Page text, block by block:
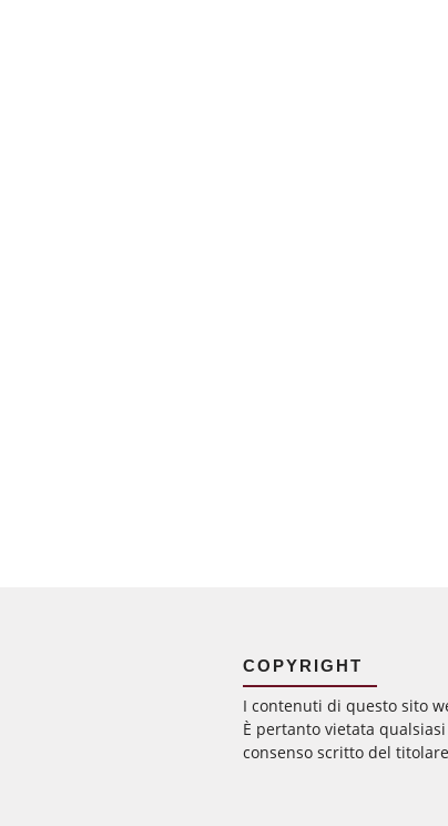
COPYRIGHT
I contenuti di questo sito
È pertanto vietata
consenso scritto del